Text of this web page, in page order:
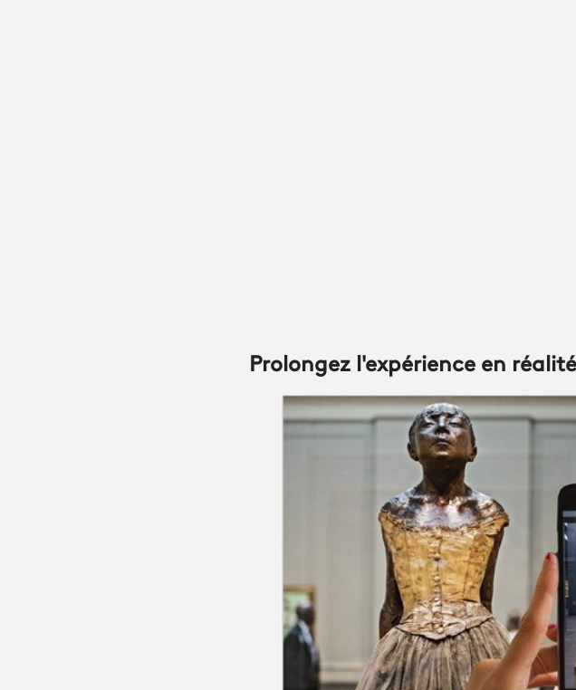
Prolongez l'expérience en